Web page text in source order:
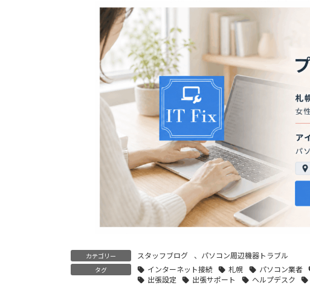
カテゴリー スタッフブログ 、 パソコン周辺機器トラブル
タグ インターネット接続 札幌 パソコン業者
出張設定
出張サポート ヘルプデスク